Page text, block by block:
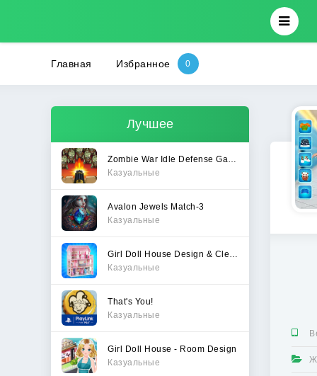
Главная Избранное
Лучшее
Казуальные
Avalon Jewels Match-3
Казуальные
Казуальные
That's You!
Казуальные
Girl Doll House - Room Design
Казуальные